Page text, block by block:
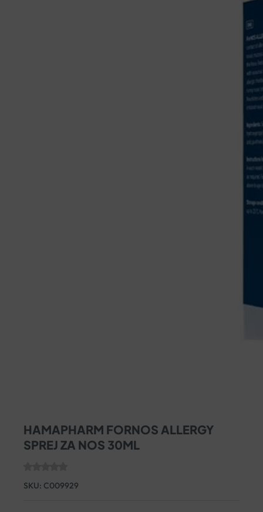
HAMAPHARM FORNOS ALLERGY
SPREJ ZA NOS 30ML
SKU: C009929